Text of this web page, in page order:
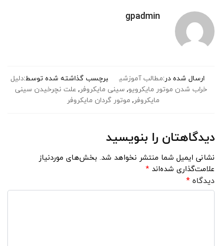
gpadmin
ارسال شده در:مطالب آموزشی برچسب گذاشته شده توسط:دلیل
خراب شدن موتور مایکرویو, سینی مایکروفر, علت نچرخیدن سینی
مایکروفر, موتور گردان مایکروفر
دیدگاهتان را بنویسید
نشانی ایمیل شما منتشر نخواهد شد. بخش‌های موردنیاز
علامت‌گذاری شده‌اند *
دیدگاه *